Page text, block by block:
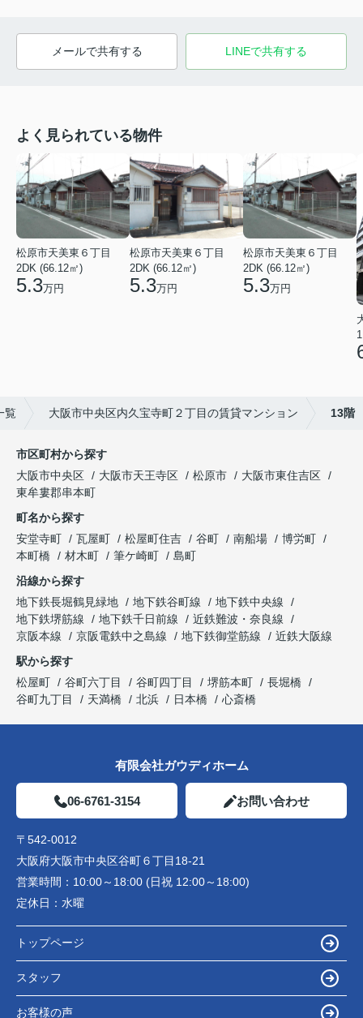
メールで共有する LINEで共有する
よく見られている物件
松原市天美東６丁目
2DK (66.12㎡)
5.3万円
松原市天美東６丁目
2DK (66.12㎡)
5.3万円
松原市天美東６丁目
2DK (66.12㎡)
5.3万円
覧 大阪市中央区内久宝寺町２丁目の賃貸マンション 13階
市区町村から探す
大阪市中央区
大阪市天王寺区 松原市
大阪市東住吉区
東牟婁郡串本町
町名から探す
安堂寺町
瓦屋町 松屋町住吉 谷町 南船場
博労町
本町橋
材木町 筆ケ崎町
島町
沿線から探す
地下鉄長堀鶴見緑地
地下鉄谷町線
地下鉄中央線
地下鉄堺筋線
地下鉄千日前線
近鉄難波・奈良線
京阪本線
京阪電鉄中之島線 地下鉄御堂筋線
近鉄大阪線
駅から探す
松屋町
谷町六丁目 谷町四丁目 堺筋本町
長堀橋
谷町九丁目
天満橋 北浜 日本橋 心斎橋
有限会社ガウディホーム
06-6761-3154 お問い合わせ
〒542-0012
大阪府大阪市中央区谷町６丁目18-21
営業時間： 10:00～18:00 (日祝 12:00～18:00)
定休日： 水曜
トップページ
スタッフ
お客様の声